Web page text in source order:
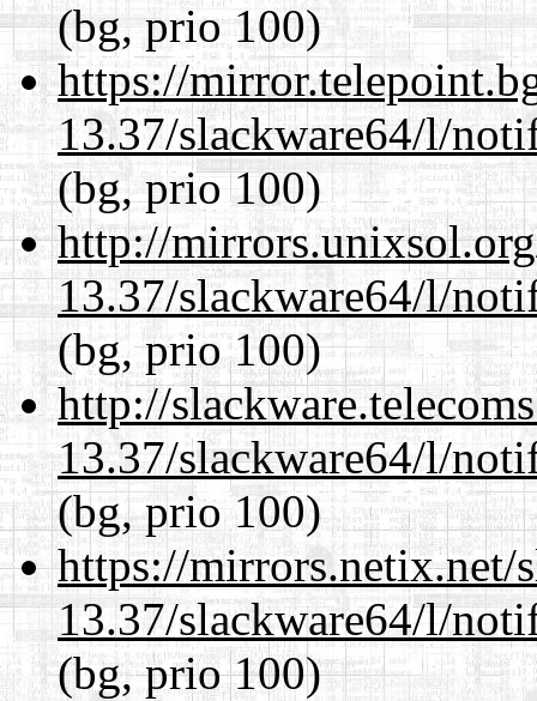
(bg, prio 100)
https://
13.37/slackware64/l/
(bg, prio 100)
http://
13.37/slackware64/l/
(bg, prio 100)
http://
13.37/slackware64/l/
(bg, prio 100)
https://mirrors.netix.net/
13.37/slackware64/l/
(bg, prio 100)